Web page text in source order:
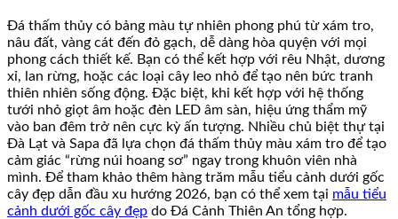
Đá thấm thủy có bảng màu tự nhiên phong phú từ xám tro,
nâu đất, vàng cát đến đỏ gạch, dễ dàng hòa quyện với mọi
phong cách thiết kế. Bạn có thể kết hợp với rêu Nhật, dương
xỉ, lan rừng, hoặc các loại cây leo nhỏ để tạo nên bức tranh
thiên nhiên sống động. Đặc biệt, khi kết hợp với hệ thống
tưới nhỏ giọt âm hoặc đèn LED âm sàn, hiệu ứng thẩm mỹ
vào ban đêm trở nên cực kỳ ấn tượng. Nhiều chủ biệt thự tại
Đà Lạt và Sapa đã lựa chọn đá thấm thủy màu xám tro để tạo
cảm giác “rừng núi hoang sơ” ngay trong khuôn viên nhà
mình. Để tham khảo thêm hàng trăm mẫu tiểu cảnh dưới gốc
cây đẹp dẫn đầu xu hướng 2026, bạn có thể xem tại mẫu tiểu
cảnh dưới gốc cây đẹp do Đá Cảnh Thiên An tổng hợp.